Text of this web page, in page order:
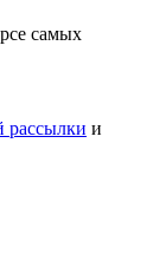
самых
рассылки и